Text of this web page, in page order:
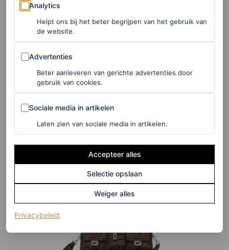
Crossbodytas van leer met studs, € 159,90
Fendi
Analytics
Helpt ons bij het beter begrijpen van het gebruik van
de website.
Advertenties
Advertenties
Beter aanleveren van gerichte advertenties door
gebruik van cookies.
Sociale media in artikelen
Sociale media in artikelen
Laten zien van sociale media in artikelen.
Accepteer alles
Selectie opslaan
Weiger alles
Privacybeleid